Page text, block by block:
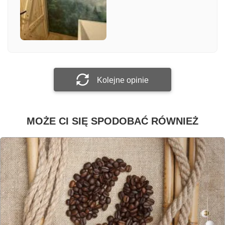
Załącz zdjęcie
Kolejne opinie
MOŻE CI SIĘ SPODOBAĆ RÓWNIEŻ